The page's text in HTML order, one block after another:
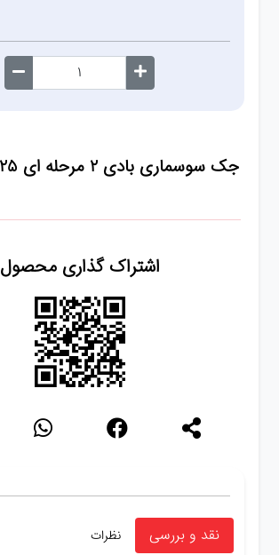
معاینه
جک سوسماری بادی ۲ مرحله ای ۲۵تن / ۵۰ تن
اشتراک گذاری محصول
نقد و بررسی نظرات